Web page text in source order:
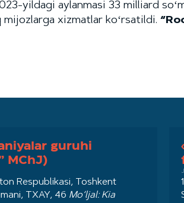
yildagi aylanmasi 33 milliard
xizmatlar koʻrsatildi.
guruhi
MChJ)
Respublikasi, Toshkent
TXAY, 46 Mo‘ljal: Kia